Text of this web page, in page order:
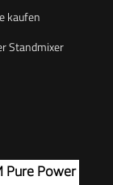
kaufen
Standmixer
Pure Power